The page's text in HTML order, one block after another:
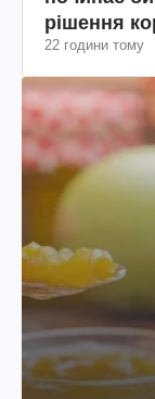
рішення
22 години тому